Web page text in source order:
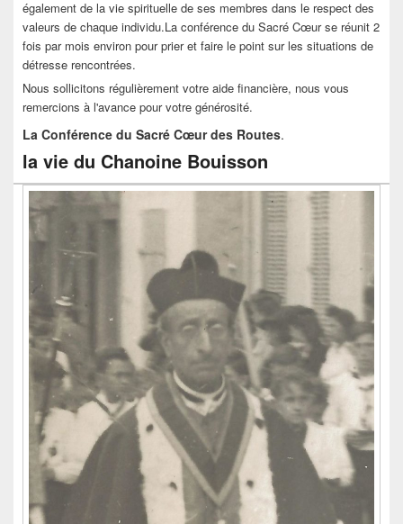
également de la vie spirituelle de ses membres dans le respect des
valeurs de chaque individu.La conférence du Sacré Cœur se réunit 2
fois par mois environ pour prier et faire le point sur les situations de
détresse rencontrées.
Nous sollicitons régulièrement votre aide financière, nous vous
remercions à l'avance pour votre générosité.
La Conférence du Sacré Cœur des Routes.
la vie du Chanoine Bouisson